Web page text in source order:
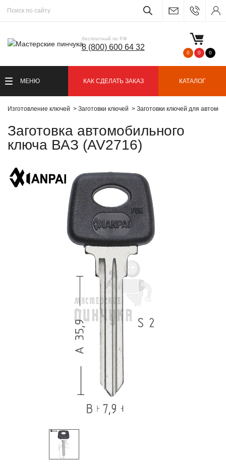
бесплатный по РФ
8 (800) 600 64 32
0 0 0
МЕНЮ КАК СДЕЛАТЬ ЗАКАЗ КАТАЛОГ
Изготовление ключей Заготовки ключей Заготовки ключей для
Заготовка автомобильного
ключа ВАЗ (AV2716)